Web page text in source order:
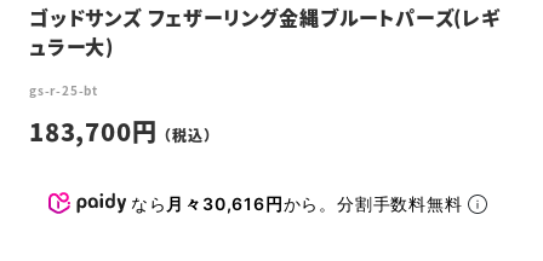
ゴッドサンズ フェザーリング金縄ブルートパーズ(レギ
ュラー大)
gs-r-25-bt
183,700
なら 月々30,616円から。分割手数料無料